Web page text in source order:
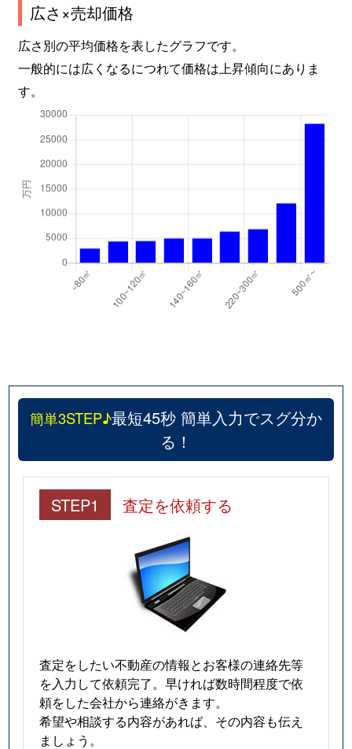
広さ×売却価格
広さ別の平均価格を表したグラフです。
一般的には広くなるにつれて価格は上昇傾向にありま
す。
簡単3STEP♪最短45秒 簡単入力でスグ分か
る！
STEP1 査定を依頼する
査定をしたい不動産の情報とお客様の連絡先等
を入力して依頼完了。早ければ数時間程度で依
頼をした会社から連絡がきます。
希望や相談する内容があれば、その内容も伝え
ましょう。